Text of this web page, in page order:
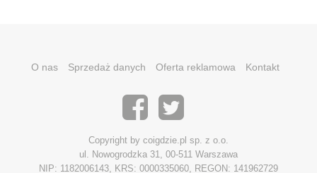
O nas Sprzedaż danych Oferta reklamowa Kontakt
Copyright by coigdzie.pl sp. z o.o.
ul. Nowogrodzka 31, 00-511 Warszawa
NIP: 1182006143, KRS: 0000335060, REGON: 141962729